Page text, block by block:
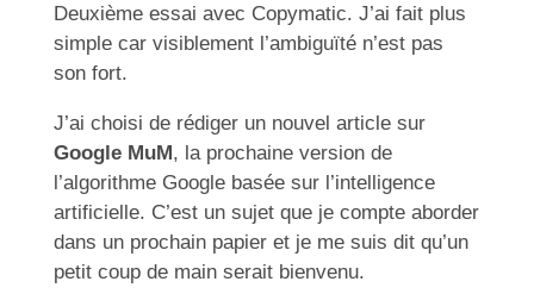
Deuxième essai avec Copymatic. J’ai fait plus
simple car visiblement l’ambiguïté n’est pas
son fort.
J’ai choisi de rédiger un nouvel article sur
Google MuM, la prochaine version de
l’algorithme Google basée sur l’intelligence
artificielle. C’est un sujet que je compte aborder
dans un prochain papier et je me suis dit qu’un
petit coup de main serait bienvenu.